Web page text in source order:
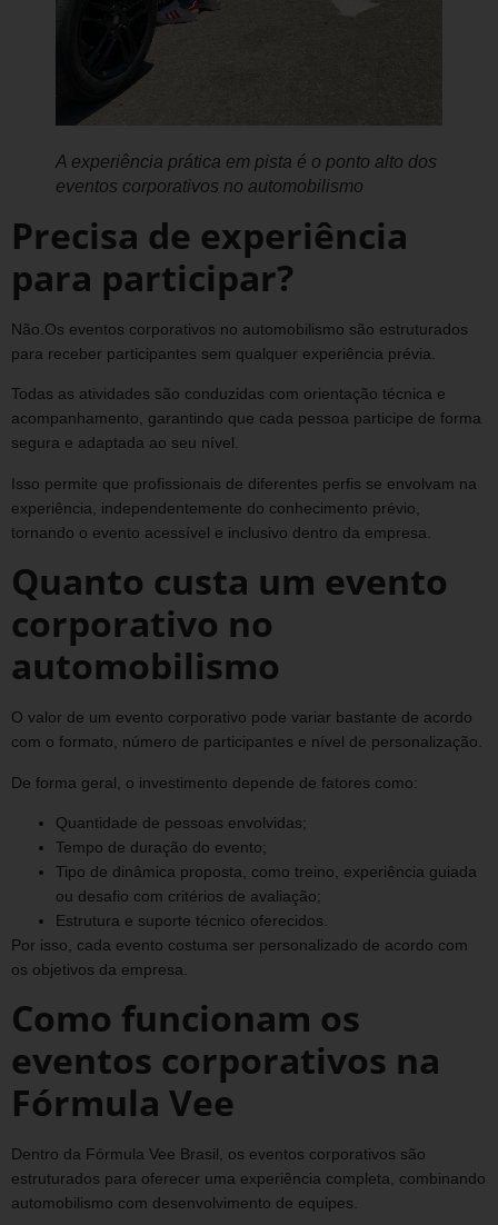
A experiência prática em pista é o ponto alto dos
eventos corporativos no automobilismo
Precisa de experiência
para participar?
Não.Os eventos corporativos no automobilismo são estruturados
para receber participantes sem qualquer experiência prévia.
Todas as atividades são conduzidas com orientação técnica e
acompanhamento, garantindo que cada pessoa participe de forma
segura e adaptada ao seu nível.
Isso permite que profissionais de diferentes perfis se envolvam na
experiência, independentemente do conhecimento prévio,
tornando o evento acessível e inclusivo dentro da empresa.
Quanto custa um evento
corporativo no
automobilismo
O valor de um evento corporativo pode variar bastante de acordo
com o formato, número de participantes e nível de personalização.
De forma geral, o investimento depende de fatores como:
Quantidade de pessoas envolvidas;
Tempo de duração do evento;
Tipo de dinâmica proposta, como treino, experiência guiada
ou desafio com critérios de avaliação;
Estrutura e suporte técnico oferecidos.
Por isso, cada evento costuma ser personalizado de acordo com
os objetivos da empresa.
Como funcionam os
eventos corporativos na
Fórmula Vee
Dentro da Fórmula Vee Brasil, os eventos corporativos são
estruturados para oferecer uma experiência completa, combinando
automobilismo com desenvolvimento de equipes.